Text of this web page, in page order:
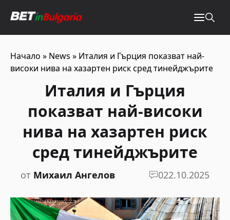
Начало » News » Италия и Гърция показват най-
високи нива на хазартен риск сред тинейджърите
Италия и Гърция
показват най-високи
нива на хазартен риск
сред тинейджърите
от Михаил Ангелов 022.10.2025